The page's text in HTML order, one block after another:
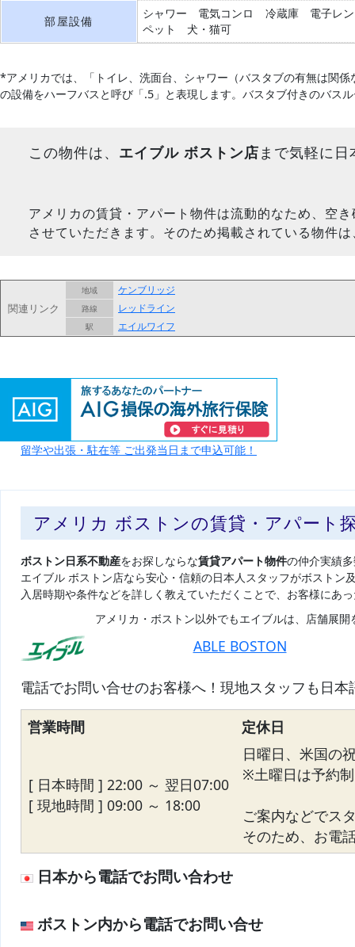
部屋設備
シャワー 電気コンロ 冷蔵庫
電子レ
ペット 犬・猫可
*アメリカでは、「トイレ、洗面台、シャワー（バスタブの有無は関
の設備をハーフバスと呼び「.5」と表現します。バスタブ付きのバス
この物件は、 エイブル ボストン店 まで気軽に
アメリカの賃貸・アパート物件は流動的なため、空
させていただきます。そのため掲載されている物件
関連リンク
地域 ケンブリッジ
路線 レッドライン
駅 エイルワイフ
留学や出張・駐在等 ご出発当日まで申込可能！
アメリカ ボストンの賃貸・アパート
ボストン日系不動産をお探しならな賃貸アパート物件の仲介実績
エイブル ボストン店なら安心・信頼の日本人スタッフがボストン
入居時期や条件などを詳しく教えていただくことで、お客様にあ
アメリカ・ボストン以外でもエイブルは、店舗展
ABLE BOSTON
電話でお問い合せのお客様へ！現地スタッフも日
営業時間 定休日
[ 日本時間 ] 22:00 ～ 翌日07:00
[ 現地時間 ] 09:00 ～ 18:00
日曜日、米国の
※土曜日は予約制
ご案内などでス
そのため、お電
日本から電話でお問い合わせ
ボストン内から電話でお問い合せ